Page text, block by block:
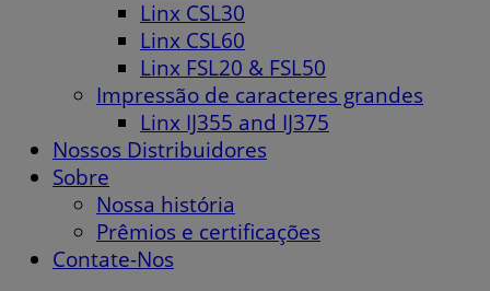
Linx CSL30
Linx CSL60
Linx FSL20 & FSL50
Impressão de caracteres grandes
Linx IJ355 and IJ375
Nossos Distribuidores
Sobre
Nossa história
Prêmios e certificações
Contate-Nos